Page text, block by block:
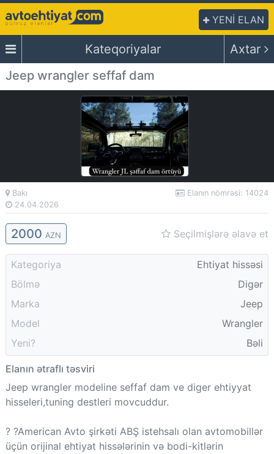
YENİ ELAN
Kateqoriyalar
Axtar
Jeep wrangler seffaf dam
Bakı
24.04.2026
Elanın nömrəsi: 14024
2000 AZN Seçilmişlərə əlavə et
Kategoriya
Ehtiyat hissəsi
Bölmə
Digər
Marka
Jeep
Model
Wrangler
Yeni?
Bəli
Elanın ətraflı təsviri
Jeep wrangler modeline seffaf dam ve diger ehtiyyat
hisseleri,tuning destleri movcuddur.
? ?American Avto şirkəti ABŞ istehsalı olan avtomobillər
üçün orijinal ehtiyat hissələrinin və bodi-kitlərin